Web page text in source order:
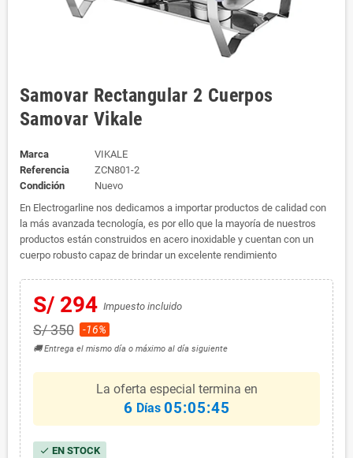
Samovar Rectangular 2 Cuerpos
Samovar Vikale
Marca
VIKALE
Referencia
ZCN801-2
Condición
Nuevo
En Electrogarline nos dedicamos a importar productos de calidad con
la más avanzada tecnología, es por ello que la mayoría de nuestros
productos están construidos en acero inoxidable y cuentan con un
cuerpo robusto capaz de brindar un excelente rendimiento
S/ 294 Impuesto incluido
S/ 350 -16%
🚚 Entrega el mismo día o máximo al día siguiente
La oferta especial termina en
6 Días 05:05:45
check EN STOCK